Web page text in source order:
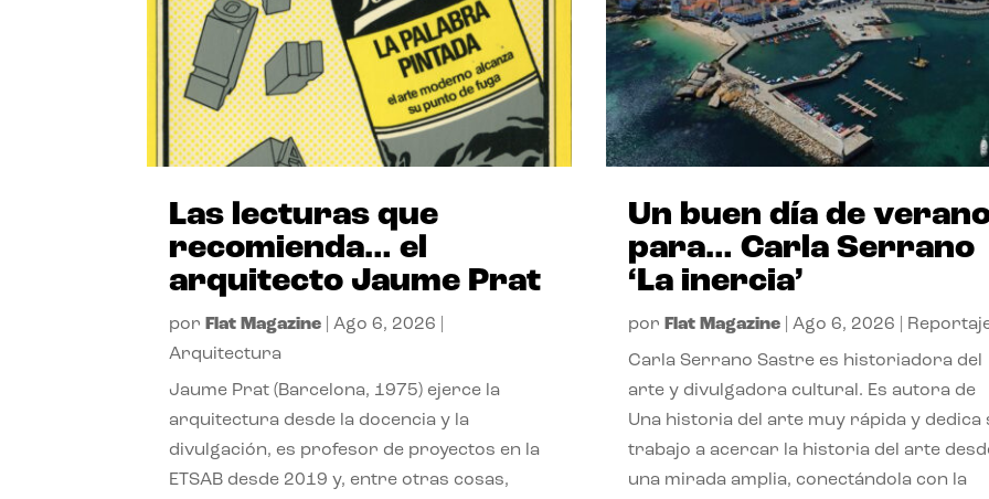
Las lecturas que
recomienda… el
arquitecto Jaume Prat
por Flat Magazine |Ago 6, 2026
Arquitectura
Jaume Prat (Barcelona, 1975) ejerce la
arquitectura desde la docencia y la
divulgación, es profesor de proyectos en la
ETSAB desde 2019 y, entre otras cosas,
Un buen día de
para… Carla Serrano
‘La inercia’
por Flat Magazine| Ago 6, 2026
Carla Serrano Sastre es historiadora del
arte y divulgadora cultural. Es autora de
Una historia del arte muy rápida y dedica
trabajo a acercar la historia del arte
una mirada amplia, conectándola con la